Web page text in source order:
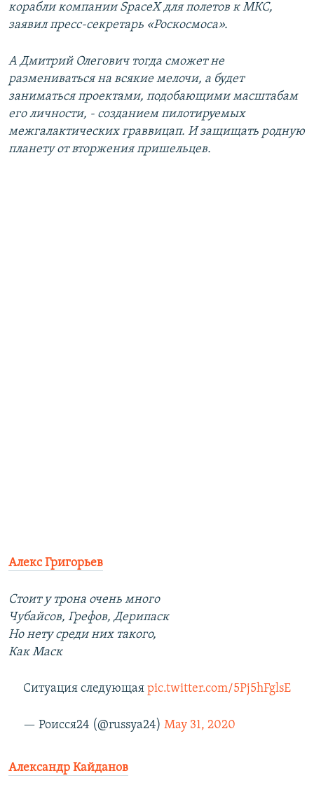
корабли компании SpaceX для полетов к МКС,
заявил пресс-секретарь «Роскосмоса».
А Дмитрий Олегович тогда сможет не
размениваться на всякие мелочи, а будет
заниматься проектами, подобающими масштабам
его личности, - созданием пилотируемых
межгалактических граввицап. И защищать родную
планету от вторжения пришельцев.
Алекс Григорьев
Стоит у трона очень много
Чубайсов, Грефов, Дерипаск
Но нету среди них такого,
Как Маск
Ситуация следующая pic.twitter.com/5Pj5hFglsE
— Роисся24 (@russya24) May 31, 2020
Александр Кайданов